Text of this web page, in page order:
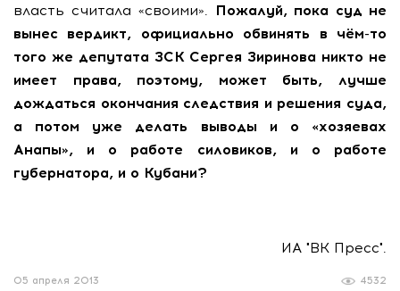
власть считала «своими». Пожалуй, пока суд не
вынес вердикт, официально обвинять в чём-то
того же депутата ЗСК Сергея Зиринова никто не
имеет права, поэтому, может быть, лучше
дождаться окончания следствия и решения суда,
а потом уже делать выводы и о «хозяевах
Анапы», и о работе силовиков, и о работе
губернатора, и о Кубани?
ИА "ВК Пресс".
4532
05 апреля 2013